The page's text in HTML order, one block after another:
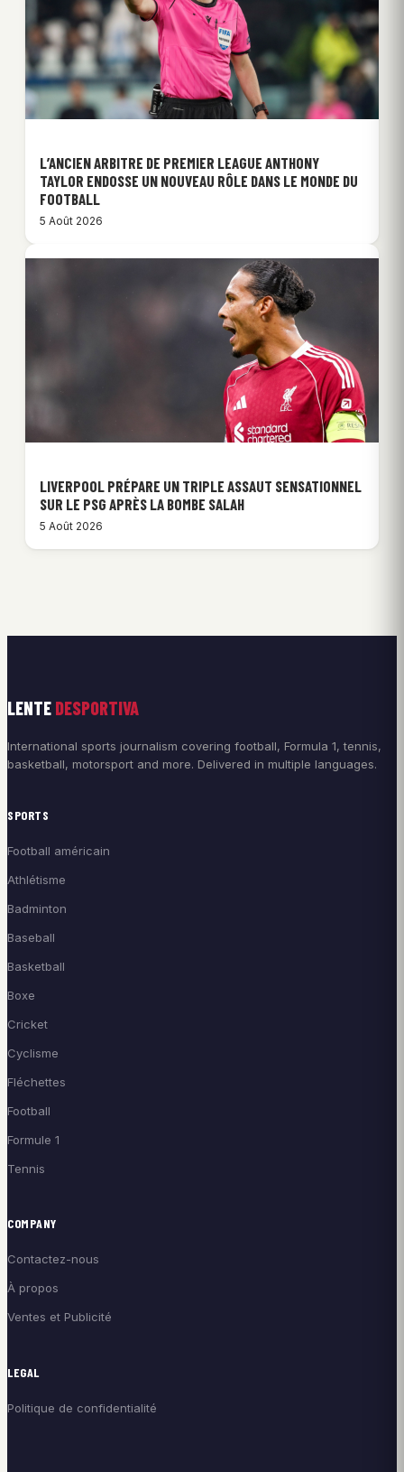
L’ANCIEN ARBITRE DE PREMIER LEAGUE ANTHONY
TAYLOR ENDOSSE UN NOUVEAU RÔLE DANS LE MONDE DU
FOOTBALL
5 Août 2026
LIVERPOOL PRÉPARE UN TRIPLE ASSAUT SENSATIONNEL
SUR LE PSG APRÈS LA BOMBE SALAH
5 Août 2026
LENTE DESPORTIVA
International sports journalism covering football, Formula 1, tennis,
basketball, motorsport and more. Delivered in multiple languages.
SPORTS
Football américain
Athlétisme
Badminton
Baseball
Basketball
Boxe
Cricket
Cyclisme
Fléchettes
Football
Formule 1
Tennis
COMPANY
Contactez-nous
À propos
Ventes et Publicité
LEGAL
Politique de confidentialité